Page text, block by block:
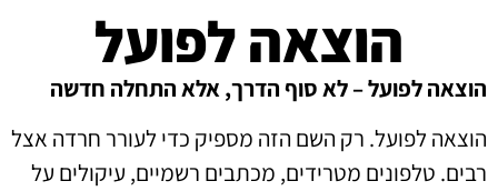
הוצאה לפועל
הוצאה לפועל – לא סוף הדרך, אלא התחלה חדשה
הוצאה לפועל. רק השם הזה מספיק כדי לעורר חרדה אצל
רבים. טלפונים מטרידים, מכתבים רשמיים, עיקולים על